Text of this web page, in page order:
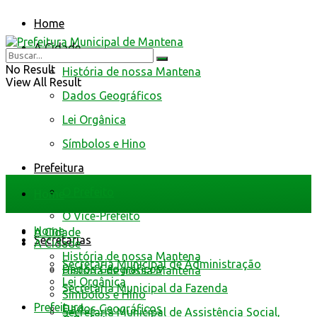
Home
A Cidade
História de nossa Mantena
Dados Geográficos
Lei Orgânica
Símbolos e Hino
Prefeitura
O Vice-Prefeito
Secretarias
Secretaria Municipal de Administração
Secretaria Municipal da Fazenda
Secretaria Municipal de Assistência Social,
No Result
View All Result
Home
A Cidade
História de nossa Mantena
Dados Geográficos
Home
A Cidade
História de nossa Mantena
Dados Geográficos
Lei Orgânica
Símbolos e Hino
Prefeitura